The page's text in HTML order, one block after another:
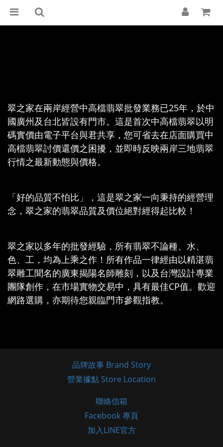
翠之家在兩岸經營中高檔翡翠批發業務已25年，於中
國廣州及台北皆設有門市。這是首次中高檔翡翠以明
碼實價由電子平台與君共享，您可省去在店面購買中
高檔翡翠討價還價之困擾，並即時反映兩岸三地翡翠
行情之最新動態與價格。
「好的品質不怕比」，這是翠之家一向秉持的經營理
念，翠之家的翡翠品質及價位絕對經得起比較！
翠之家以多年的批發經驗，所有翡翠不論種、水、
色、工，均為上乘之作！所有作品一律經由以精湛翡
翠雕工聞名的廣東揭陽名師雕刻，以及台灣設計專業
團隊創作，在市場實物交易中，具有最佳CP值。歡迎
網路選購，亦期待您親臨門市參觀指教。
品牌故事 Brand Story
營業據點 Store Location
聯絡信箱
Facebook 專頁
加入LINE官方